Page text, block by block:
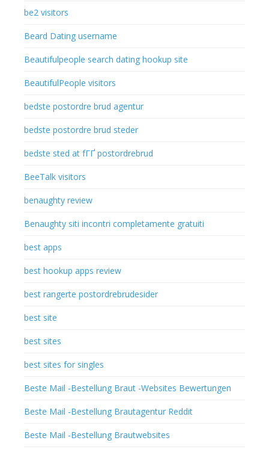
be2 visitors
Beard Dating username
Beautifulpeople search dating hookup site
BeautifulPeople visitors
bedste postordre brud agentur
bedste postordre brud steder
bedste sted at fГҐ postordrebrud
BeeTalk visitors
benaughty review
Benaughty siti incontri completamente gratuiti
best apps
best hookup apps review
best rangerte postordrebrudesider
best site
best sites
best sites for singles
Beste Mail -Bestellung Braut -Websites Bewertungen
Beste Mail -Bestellung Brautagentur Reddit
Beste Mail -Bestellung Brautwebsites